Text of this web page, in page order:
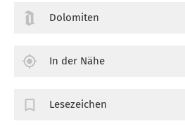
Dolomiten
In der Nähe
Lesezeichen